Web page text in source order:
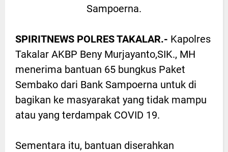
Sampoerna.
SPIRITNEWS POLRES TAKALAR.- Kapolres
Takalar AKBP Beny Murjayanto,SIK., MH
menerima bantuan 65 bungkus Paket
Sembako dari Bank Sampoerna untuk di
bagikan ke masyarakat yang tidak mampu
atau yang terdampak COVID 19.
Sementara itu, bantuan diserahkan